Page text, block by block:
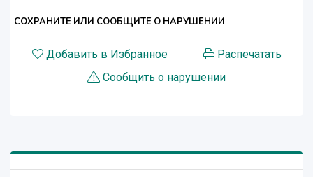
СОХРАНИТЕ ИЛИ СООБЩИТЕ О НАРУШЕНИИ
Добавить в Избранное
Распечатать
Сообщить о нарушении